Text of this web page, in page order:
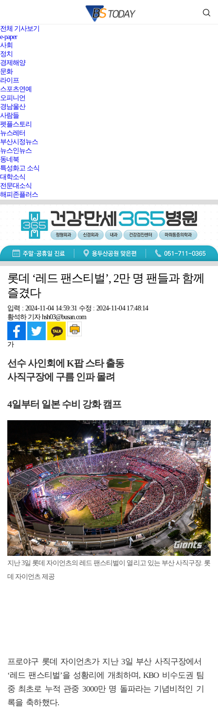
전체 기사보기
e-paper
사회
정치
경제해양
문화
라이프
스포츠연예
오피니언
경남울산
사람들
펫플스토리
뉴스레터
부산시정뉴스
뉴스인뉴스
동네북
특성화고 소식
대학소식
전문대소식
해피존플러스
롯데 ‘레드 팬스티벌’, 2만 명 팬들과 함께
즐겼다
입력 : 2024-11-04 14:59:31 수정 : 2024-11-04 17:48:14
황석하 기자 hsh03@busan.com
가
선수 사인회에 K팝 스타 출동
사직구장에 구름 인파 몰려
4일부터 일본 수비 강화 캠프
지난 3일 롯데 자이언츠의 레드 팬스티벌이 열리고 있는 부산 사직구장. 롯
데 자이언츠 제공
프로야구 롯데 자이언츠가 지난 3일 부산 사직구장에서
‘레드 팬스티벌’을 성황리에 개최하며, KBO 비수도권 팀
중 최초로 누적 관중 3000만 명 돌파라는 기념비적인 기
록을 축하했다.